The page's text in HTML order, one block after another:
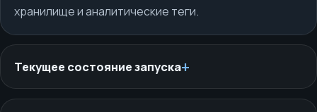
хранилище и аналитические теги.
Текущее состояние запуска